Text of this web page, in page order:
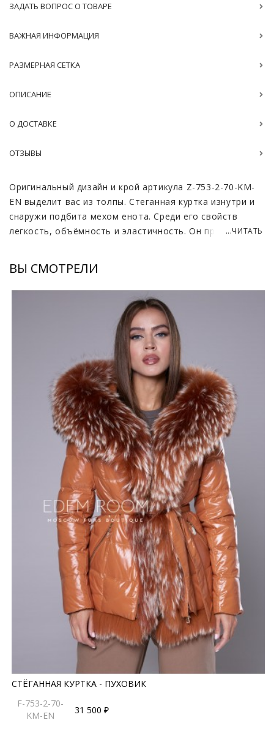
ЗАДАТЬ ВОПРОС О ТОВАРЕ
ВАЖНАЯ ИНФОРМАЦИЯ
РАЗМЕРНАЯ СЕТКА
ОПИСАНИЕ
О ДОСТАВКЕ
ОТЗЫВЫ
Оригинальный дизайн и крой артикула Z-753-2-70-KM-
EN выделит вас из толпы. Стеганная куртка изнутри и
снаружи подбита мехом енота. Среди его свойств
легкость, объёмность и эластичность. Он прекрасно
ощупь. Шерсть данного животного обладает плотным
подпушком, что делает пуховик очень теплым.
Остевой волос обладает достаточной жёсткостью,
чтобы отталкивать влагу.
Енот отлично сочетается с тканью таффета из
которой выполнена внешняя и подкладочная сторона.
Этот материал называют полиэфирным шёлком за
особенно гладкую и шелковистую фактуру. Ткань
загадочно поблескивает и придает образу некую
гламурность. Заказать пуховик можно в трёх
расцветках: кэмел, чёрный и ваниль. Длина изделия
варьируется от 70 до 75 см.
*описание несет информационный характер, состав и
правила ухода могут быть изменены производителем
...ЧИТАТЬ
ВЫ СМОТРЕЛИ
СТЁГАННАЯ КУРТКА - ПУХОВИК
F-753-2-70-
KM-EN
31 500 ₽